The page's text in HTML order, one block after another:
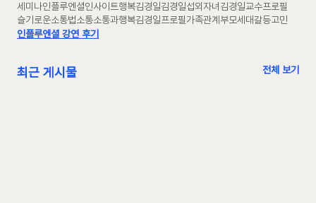
세미나인플루엔셜인사이트행복김경일김경일섭외 자녀 김경일교수프로필
슬기로운소통법소통소통과행복김경일프로필가족관계 부모세대갈등고민
인플루엔셜 강연 후기
최근 게시물 전체 보기